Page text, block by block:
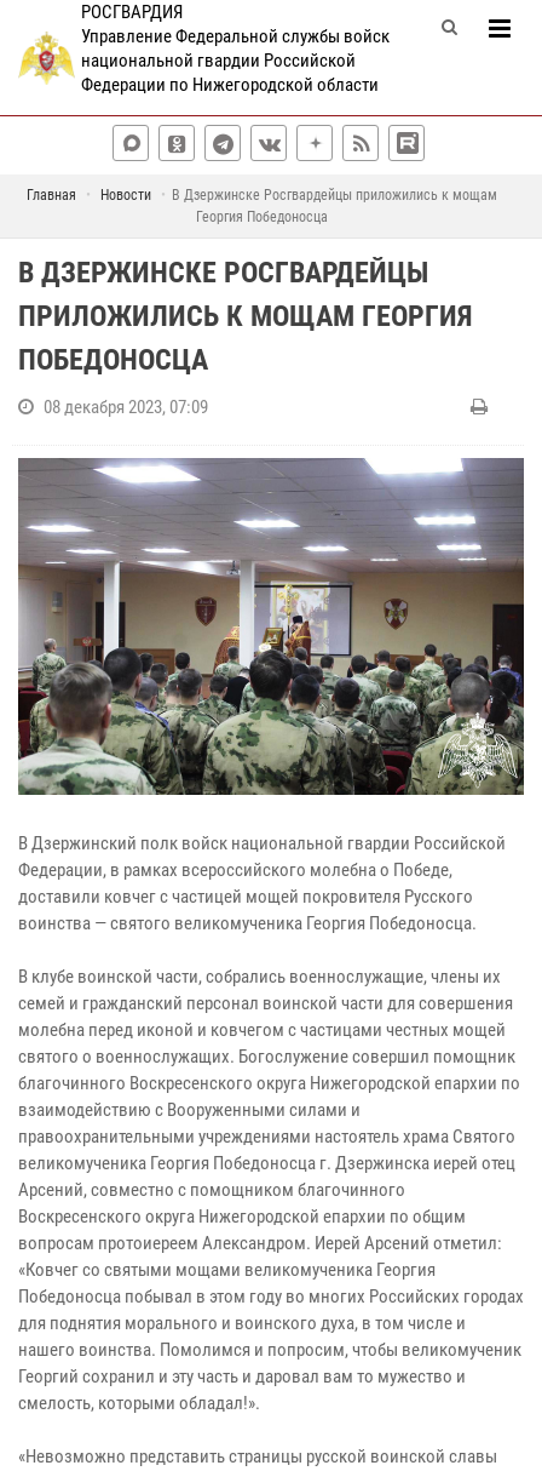
РОСГВАРДИЯ
Управление Федеральной службы войск
национальной гвардии Российской
Федерации по Нижегородской области
Главная Новости
В Дзержинске Росгвардейцы приложились к мощам
Георгия Победоносца
В ДЗЕРЖИНСКЕ РОСГВАРДЕЙЦЫ
ПРИЛОЖИЛИСЬ К МОЩАМ ГЕОРГИЯ
ПОБЕДОНОСЦА
08 декабря 2023, 07:09
В Дзержинский полк войск национальной гвардии Российской
Федерации, в рамках всероссийского молебна о Победе,
доставили ковчег с частицей мощей покровителя Русского
воинства — святого великомученика Георгия Победоносца.
В клубе воинской части, собрались военнослужащие, члены их
семей и гражданский персонал воинской части для совершения
молебна перед иконой и ковчегом с частицами честных мощей
святого о военнослужащих. Богослужение совершил помощник
благочинного Воскресенского округа Нижегородской епархии по
взаимодействию с Вооруженными силами и
правоохранительными учреждениями настоятель храма Святого
великомученика Георгия Победоносца г. Дзержинска иерей отец
Арсений, совместно с помощником благочинного
Воскресенского округа Нижегородской епархии по общим
вопросам протоиереем Александром. Иерей Арсений отметил:
«Ковчег со святыми мощами великомученика Георгия
Победоносца побывал в этом году во многих Российских городах
для поднятия морального и воинского духа, в том числе и
нашего воинства. Помолимся и попросим, чтобы великомученик
Георгий сохранил и эту часть и даровал вам то мужество и
смелость, которыми обладал!».
«Невозможно представить страницы русской воинской славы